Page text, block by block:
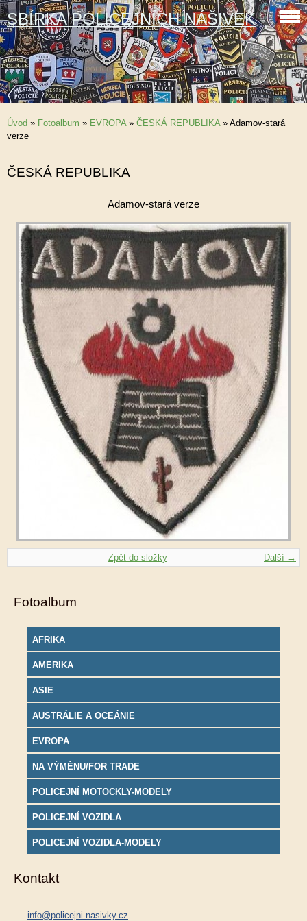
SBÍRKA POLICEJNÍCH NÁŠIVEK
Úvod » Fotoalbum » EVROPA» ČESKÁ REPUBLIKA» Adamov-stará
verze
ČESKÁ REPUBLIKA
Adamov-stará verze
Další →
Zpět do složky
Fotoalbum
AFRIKA
AMERIKA
ASIE
AUSTRÁLIE A OCEÁNIE
EVROPA
NA VÝMĚNU/FOR TRADE
POLICEJNÍ MOTOCKLY-MODELY
POLICEJNÍ VOZIDLA
POLICEJNÍ VOZIDLA-MODELY
Kontakt
info@policejni-nasivky.cz